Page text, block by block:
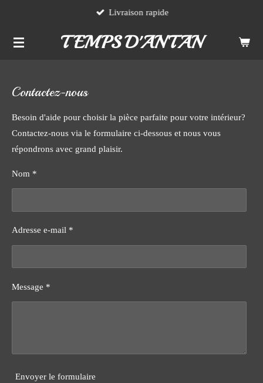
contenu
TEMPS D'ANTAN
Livraison rapide
Contactez-nous
Besoin d'aide pour choisir la pièce parfaite pour votre intérieur?
Contactez-nous via le formulaire ci-dessous et nous vous
répondrons avec grand plaisir.
Nom *
Adresse e-mail *
Message *
Envoyer le formulaire